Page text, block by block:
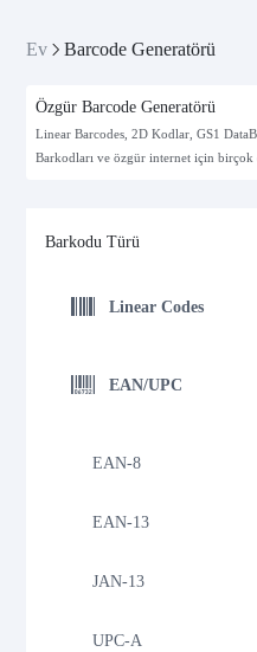
Ev Barcode Generatörü
Özgür Barcode Generatörü
Linear Barcodes, 2D Kodlar, GS1
Barkodları ve özgür internet için birçok
Barkodu Türü
Linear Codes
EAN/UPC
EAN-8
EAN-13
JAN-13
UPC-A